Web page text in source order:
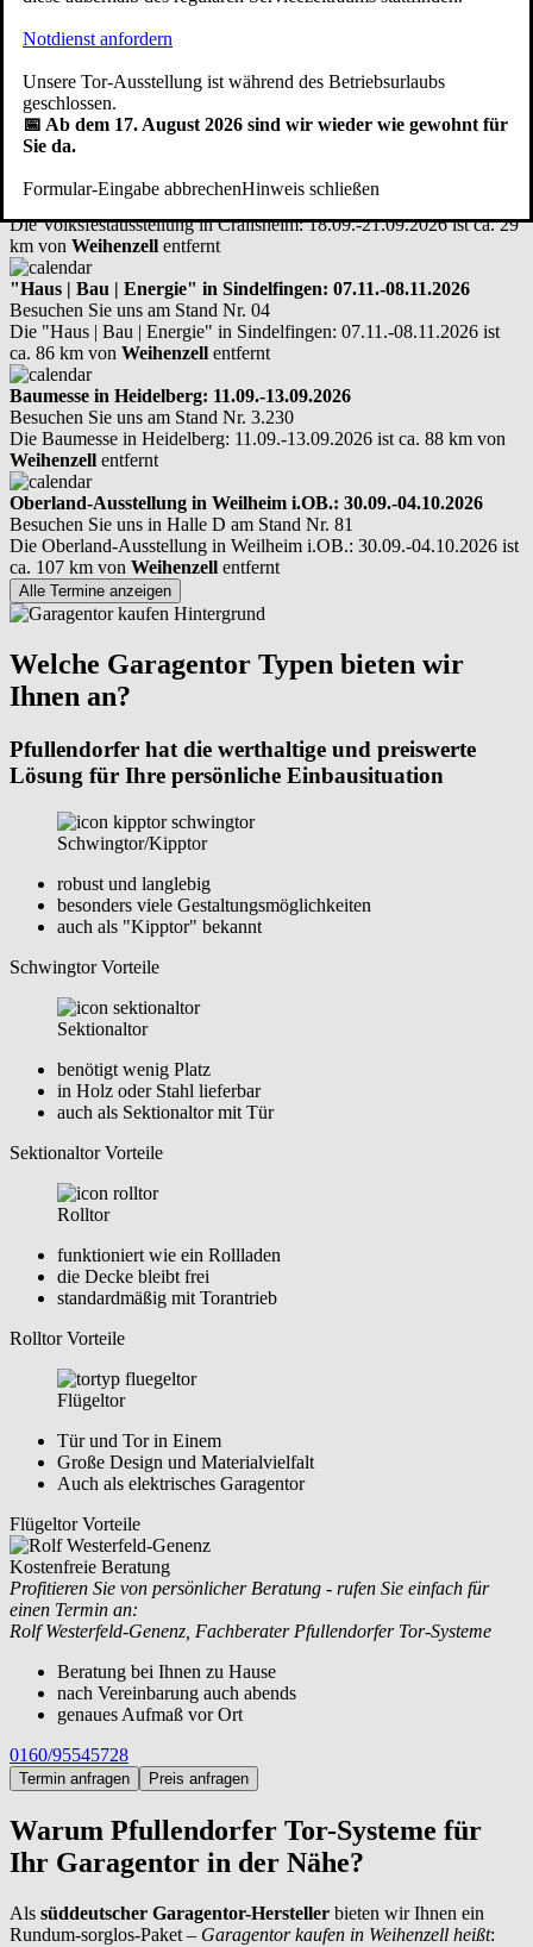
Hier kostenfreien Vor-Ort-Termin vereinbaren
Hier treffen Sie uns persönlich: Messen -
Ausstellungen - Infotage
Volksfestausstellung in Crailsheim: 18.09.-21.09.2026
Sie finden uns im Freigelände am Stand Nr. 137
Die Volksfestausstellung in Crailsheim: 18.09.-21.09.2026 ist ca. 29
km von Weihenzell entfernt
"Haus | Bau | Energie" in Sindelfingen: 07.11.-08.11.2026
Besuchen Sie uns am Stand Nr. 04
Die "Haus | Bau | Energie" in Sindelfingen: 07.11.-08.11.2026 ist
ca. 86 km von Weihenzell entfernt
Baumesse in Heidelberg: 11.09.-13.09.2026
Besuchen Sie uns am Stand Nr. 3.230
Die Baumesse in Heidelberg: 11.09.-13.09.2026 ist ca. 88 km von
Weihenzell entfernt
Oberland-Ausstellung in Weilheim i.OB.: 30.09.-04.10.2026
Besuchen Sie uns in Halle D am Stand Nr. 81
Die Oberland-Ausstellung in Weilheim i.OB.: 30.09.-04.10.2026 ist
ca. 107 km von Weihenzell entfernt
Alle Termine anzeigen
Welche Garagentor Typen bieten wir
Ihnen an?
Pfullendorfer hat die werthaltige und preiswerte
Lösung für Ihre persönliche Einbausituation
Schwingtor/Kipptor
robust und langlebig
besonders viele Gestaltungsmöglichkeiten
auch als "Kipptor" bekannt
Schwingtor Vorteile
Sektionaltor
benötigt wenig Platz
in Holz oder Stahl lieferbar
auch als Sektionaltor mit Tür
Sektionaltor Vorteile
Rolltor
funktioniert wie ein Rollladen
die Decke bleibt frei
standardmäßig mit Torantrieb
Rolltor Vorteile
Flügeltor
Tür und Tor in Einem
Große Design und Materialvielfalt
Auch als elektrisches Garagentor
Flügeltor Vorteile
Kostenfreie Beratung
Profitieren Sie von persönlicher Beratung - rufen Sie einfach für
einen Termin an:
Rolf Westerfeld-Genenz, Fachberater Pfullendorfer Tor-Systeme
Beratung bei Ihnen zu Hause
nach Vereinbarung auch abends
genaues Aufmaß vor Ort
0160/95545728
Termin anfragen Preis anfragen
Warum Pfullendorfer Tor-Systeme für
Ihr Garagentor in der Nähe?
Als süddeutscher Garagentor-Hersteller bieten wir Ihnen ein
Rundum-sorglos-Paket – Garagentor kaufen in Weihenzell heißt:
Notdienst anfordern
Unsere Tor-Ausstellung ist während des Betriebsurlaubs
geschlossen.
📅 Ab dem 17. August 2026 sind wir wieder wie gewohnt für
Sie da.
Formular-Eingabe abbrechenHinweis schließen